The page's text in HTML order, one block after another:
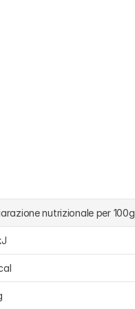
nutrizionale per 100g